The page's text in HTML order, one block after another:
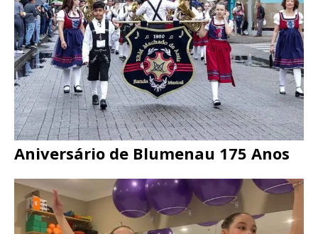
Aniversário de Blumenau 175 Anos